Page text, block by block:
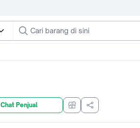
Chat Penjual